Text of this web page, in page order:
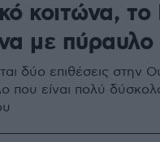
κοιτώνα,
με
δύο επιθέσεις στην
που είναι πολύ